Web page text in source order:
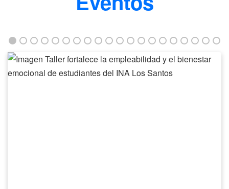
Taller
fortalece